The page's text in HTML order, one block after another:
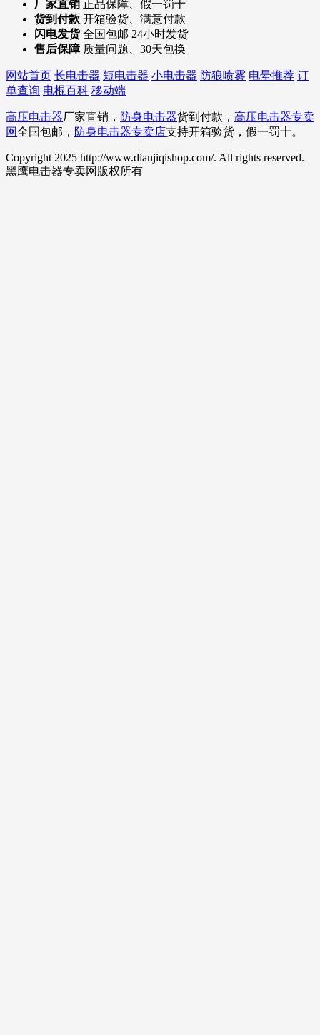
厂家直销 正品保障、假一罚十
货到付款 开箱验货、满意付款
闪电发货 全国包邮 24小时发货
售后保障 质量问题、30天包换
网站首页 长电击器 短电击器 小电击器 防狼喷雾 电晕推荐 订
单查询 电棍百科 移动端
高压电击器厂家直销， 防身电击器货到付款， 高压电击器专卖
网全国包邮， 防身电击器专卖店支持开箱验货，假一罚十。
Copyright 2025 http://www.dianjiqishop.com/. All rights reserved.
黑鹰电击器专卖网版权所有